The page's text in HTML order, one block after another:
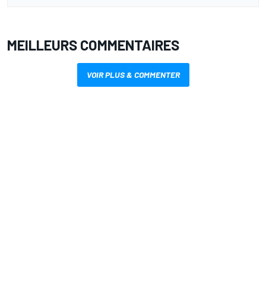
MEILLEURS COMMENTAIRES
VOIR PLUS & COMMENTER